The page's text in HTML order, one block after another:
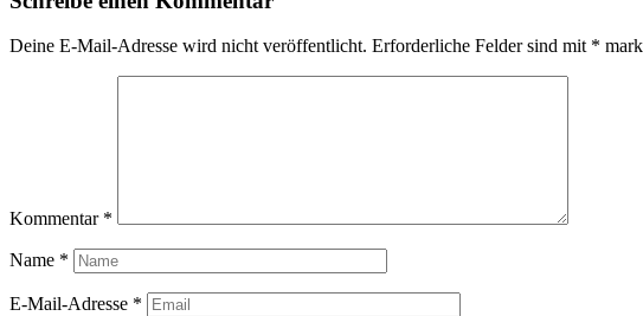
Deine E-Mail-Adresse wird nicht veröffentlicht. Erforderliche Felder sind mit *
Kommentar *
Name *
E-Mail-Adresse *